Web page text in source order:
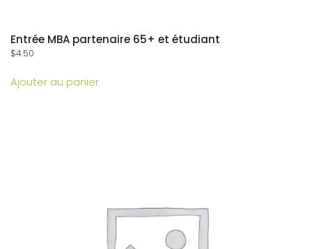
Entrée MBA partenaire 65+ et étudiant
$4.50
Ajouter au panier